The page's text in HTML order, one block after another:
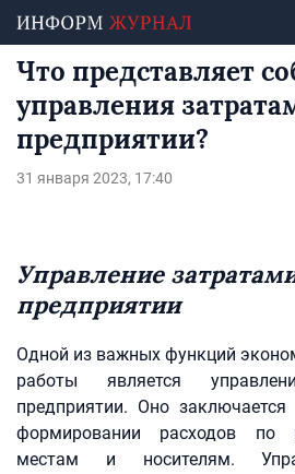
Что представляет
управления
предприятии?
31 января 2023, 17:40
Управление
предприятии
Одной из важных функций
работы является
предприятии. Оно
формировании расходов по
местам и носителям.